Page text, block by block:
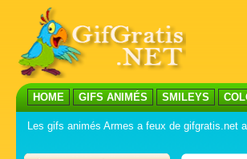
HOME GIFS ANIMÉS SMILEYS
Les gifs animés Armes a feux de gifgratis.net